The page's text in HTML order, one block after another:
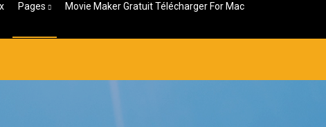
Pages Movie Maker Gratuit Télécharger For Mac